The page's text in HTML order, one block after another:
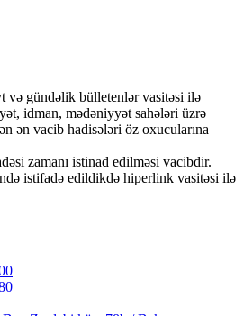
və gündəlik bülletenlər vasitəsi ilə
idman, mədəniyyət sahələri üzrə
ən vacib hadisələri öz oxucularına
zamanı istinad edilməsi vacibdir.
istifadə edildikdə hiperlink vasitəsi ilə